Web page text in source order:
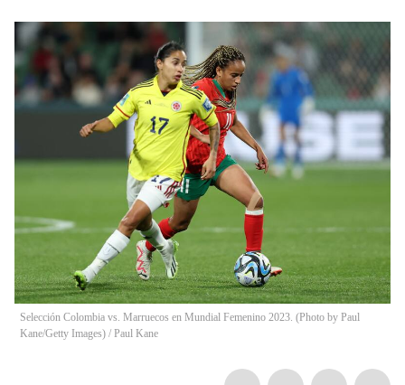
Selección Colombia vs. Marruecos en Mundial Femenino 2023. (Photo by Paul
Kane/Getty Images) / Paul Kane